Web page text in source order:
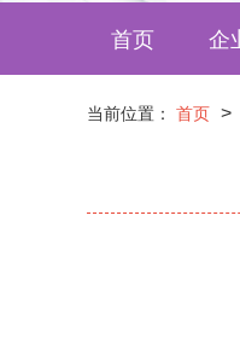
首页 企
当前位置： 首页 >